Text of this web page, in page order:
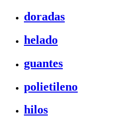
doradas
helado
guantes
polietileno
hilos